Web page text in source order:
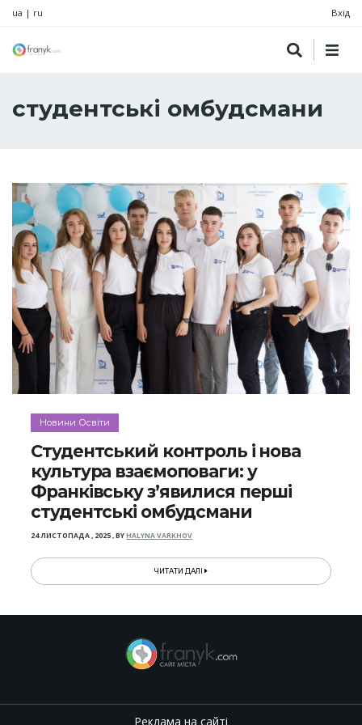
ua | ru Вхід
студентські омбудсмани
Новини Освіти
Студентський контроль і нова
культура взаємоповаги: у
Франківську з’явилися перші
студентські омбудсмани
24 ЛИСТОПАДА , 2025,BYHALYNA VARKHOV
ЧИТАТИ ДАЛІ
Реклама на сайті